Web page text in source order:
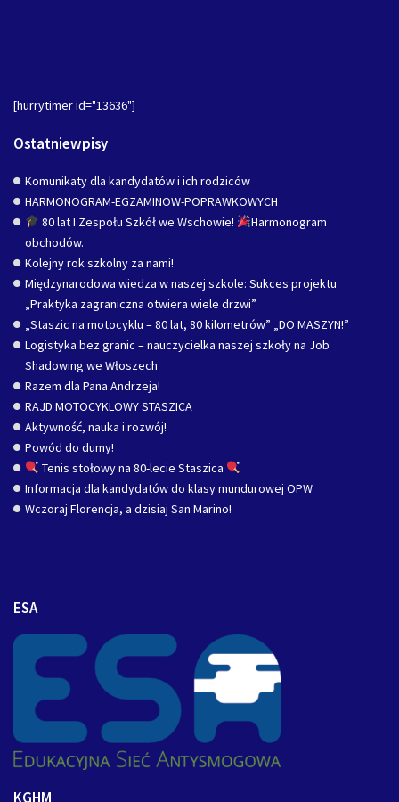
[hurrytimer id="13636"]
Ostatniewpisy
Komunikaty dla kandydatów i ich rodziców
HARMONOGRAM-EGZAMINOW-POPRAWKOWYCH
80 lat I Zespołu Szkół we Wschowie!
Harmonogram
obchodów.
Kolejny rok szkolny za nami!
Międzynarodowa wiedza w naszej szkole: Sukces projektu
„Praktyka zagraniczna otwiera wiele drzwi”
„Staszic na motocyklu – 80 lat, 80 kilometrów” „DO MASZYN!”
Logistyka bez granic – nauczycielka naszej szkoły na Job
Shadowing we Włoszech
Razem dla Pana Andrzeja!
RAJD MOTOCYKLOWY STASZICA
Aktywność, nauka i rozwój!
Powód do dumy!
Tenis stołowy na 80-lecie Staszica
Informacja dla kandydatów do klasy mundurowej OPW
Wczoraj Florencja, a dzisiaj San Marino!
ESA
KGHM